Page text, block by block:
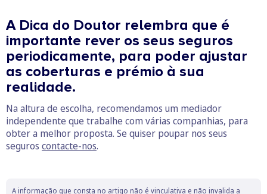
A Dica do Doutor relembra que é
importante rever os seus seguros
periodicamente, para poder ajustar
as coberturas e prémio à sua
realidade.
Na altura de escolha, recomendamos um mediador
independente que trabalhe com várias companhias, para
obter a melhor proposta. Se quiser poupar nos seus
seguros contacte-nos.
A informação que consta no artigo não é vinculativa e não invalida a